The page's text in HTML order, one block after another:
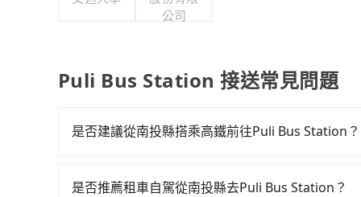
公司
Puli Bus Station 接送常見問題
是否建議從南投縣搭乘高鐵前往Puli Bus Station？
06:36到末班車23:01，彰化-嘉義一天最多僅27
是否推薦租車自駕從南投縣去Puli Bus Station？